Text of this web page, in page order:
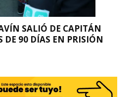
SALIÓ DE CAPITÁN
DE 90 DÍAS EN PRISIÓN